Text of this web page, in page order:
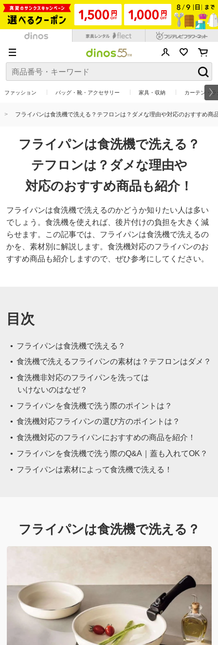
ファッション バッグ・靴・アクセサリー 家具・収納 カーテン・
フライパンは食洗機で洗える？テフロンは？ダメな理由や対応のおすすめ商
フライパンは食洗機で洗える？
テフロンは？ダメな理由や
対応のおすすめ商品も紹介！
フライパンは食洗機で洗えるのかどうか知りたい人は多い
でしょう。食洗機を使えれば、後片付けの負担を大きく減
らせます。この記事では、フライパンは食洗機で洗えるの
かを、素材別に解説します。食洗機対応のフライパンのお
すすめ商品も紹介しますので、ぜひ参考にしてください。
目次
フライパンは食洗機で洗える？
食洗機で洗えるフライパンの素材は？テフロンはダメ？
食洗機非対応のフライパンを洗っては
いけないのはなぜ？
フライパンを食洗機で洗う際のポイントは？
食洗機対応フライパンの選び方のポイントは？
食洗機対応のフライパンにおすすめの商品を紹介！
フライパンを食洗機で洗う際のQ&A｜蓋も入れてOK？
フライパンは素材によって食洗機で洗える！
フライパンは食洗機で洗える？